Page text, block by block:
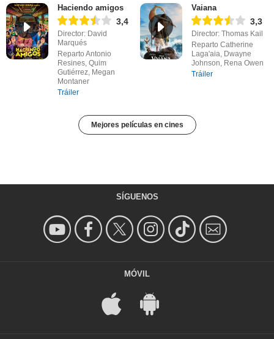
Haciendo amigos
3,4
Director: David
Marqués
Reparto Antonio
Resines, Quim
Gutiérrez, Megan
Montaner
Tráiler
Vaiana
3,3
Director: Thomas Kail
Reparto Catherine
Laga'aia, Dwayne
Johnson, Rena Owen
Tráiler
Mejores películas en cines
SÍGUENOS
MÓVIL